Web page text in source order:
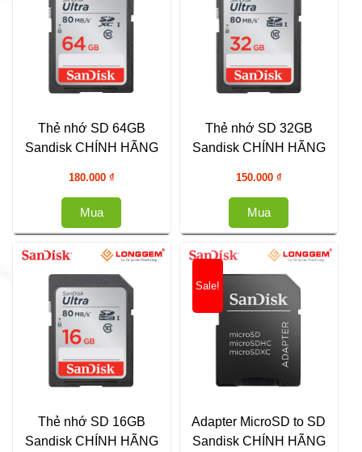
Thẻ nhớ SD 64GB
Sandisk CHÍNH HÃNG
180.000 ₫
Mua
Thẻ nhớ SD 32GB
Sandisk CHÍNH HÃNG
150.000 ₫
Mua
Thẻ nhớ SD 16GB
Sandisk CHÍNH HÃNG
Sale!
Adapter MicroSD to SD
Sandisk CHÍNH HÃNG